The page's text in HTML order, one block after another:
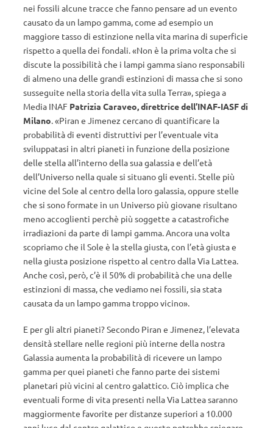
nei fossili alcune tracce che fanno pensare ad un evento
causato da un lampo gamma, come ad esempio un
maggiore tasso di estinzione nella vita marina di superficie
rispetto a quella dei fondali. «Non è la prima volta che si
discute la possibilità che i lampi gamma siano responsabili
di almeno una delle grandi estinzioni di massa che si sono
susseguite nella storia della vita sulla Terra», spiega a
Media INAF Patrizia Caraveo, direttrice dell’INAF-IASF di
Milano. «Piran e Jimenez cercano di quantificare la
probabilità di eventi distruttivi per l’eventuale vita
sviluppatasi in altri pianeti in funzione della posizione
delle stella all’interno della sua galassia e dell’età
dell’Universo nella quale si situano gli eventi. Stelle più
vicine del Sole al centro della loro galassia, oppure stelle
che si sono formate in un Universo più giovane risultano
meno accoglienti perchè più soggette a catastrofiche
irradiazioni da parte di lampi gamma. Ancora una volta
scopriamo che il Sole è la stella giusta, con l’età giusta e
nella giusta posizione rispetto al centro dalla Via Lattea.
Anche così, però, c’è il 50% di probabilità che una delle
estinzioni di massa, che vediamo nei fossili, sia stata
causata da un lampo gamma troppo vicino».
E per gli altri pianeti? Secondo Piran e Jimenez, l’elevata
densità stellare nelle regioni più interne della nostra
Galassia aumenta la probabilità di ricevere un lampo
gamma per quei pianeti che fanno parte dei sistemi
planetari più vicini al centro galattico. Ciò implica che
eventuali forme di vita presenti nella Via Lattea saranno
maggiormente favorite per distanze superiori a 10.000